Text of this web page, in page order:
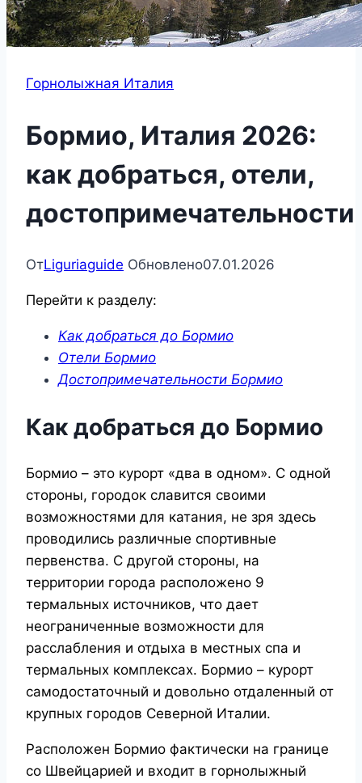
Горнолыжная Италия
Бормио, Италия 2026:
как добраться, отели,
достопримечательности
ОтLiguriaguide Обновлено07.01.2026
Перейти к разделу:
Как добраться до Бормио
Отели Бормио
Достопримечательности Бормио
Как добраться до Бормио
Бормио – это курорт «два в одном». С одной
стороны, городок славится своими
возможностями для катания, не зря здесь
проводились различные спортивные
первенства. С другой стороны, на
территории города расположено 9
термальных источников, что дает
неограниченные возможности для
расслабления и отдыха в местных спа и
термальных комплексах. Бормио – курорт
самодостаточный и довольно отдаленный от
крупных городов Северной Италии.
Расположен Бормио фактически на границе
со Швейцарией и входит в горнолыжный